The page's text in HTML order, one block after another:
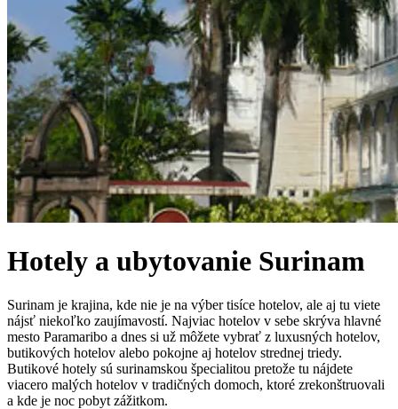
Hotely a ubytovanie Surinam
Surinam je krajina, kde nie je na výber tisíce hotelov, ale aj tu viete
nájsť niekoľko zaujímavostí. Najviac hotelov v sebe skrýva hlavné
mesto Paramaribo a dnes si už môžete vybrať z luxusných hotelov,
butikových hotelov alebo pokojne aj hotelov strednej triedy.
Butikové hotely sú surinamskou špecialitou pretože tu nájdete
viacero malých hotelov v tradičných domoch, ktoré zrekonštruovali
a kde je noc pobyt zážitkom.